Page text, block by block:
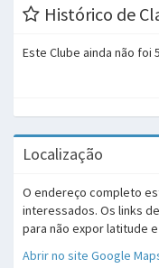
Histórico de
Este Clube ainda não foi
Localização
O endereço completo
interessados. Os links
para não expor latitude
Abrir no site Google